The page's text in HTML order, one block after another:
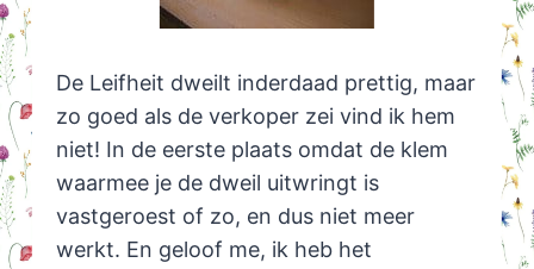
De Leifheit dweilt inderdaad prettig, maar
zo goed als de verkoper zei vind ik hem
niet! In de eerste plaats omdat de klem
waarmee je de dweil uitwringt is
vastgeroest of zo, en dus niet meer
werkt. En geloof me, ik heb het